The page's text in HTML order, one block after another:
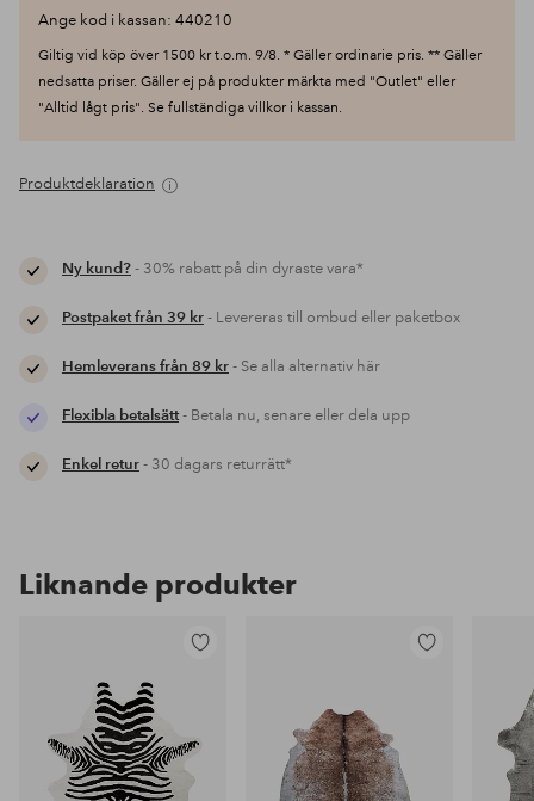
Ange kod i kassan: 440210
Giltig vid köp över 1500 kr t.o.m. 9/8. * Gäller ordinarie pris. ** Gäller
nedsatta priser. Gäller ej på produkter märkta med "Outlet" eller
"Alltid lågt pris". Se fullständiga villkor i kassan.
Produktdeklaration
Ny kund?- 30% rabatt på din dyraste vara*
Postpaket från 39 kr- Levereras till ombud eller paketbox
Hemleverans från 89 kr- Se alla alternativ här
Flexibla betalsätt- Betala nu, senare eller dela upp
Enkel retur- 30 dagars returrätt*
Liknande produkter